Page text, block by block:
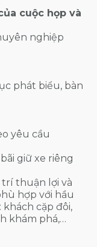
cuộc họp và
nghiệp
phát biểu, bàn
yêu cầu
giữ xe riêng
trí thuận lợi và
hợp với hầu
cặp đôi,
khám phá,…